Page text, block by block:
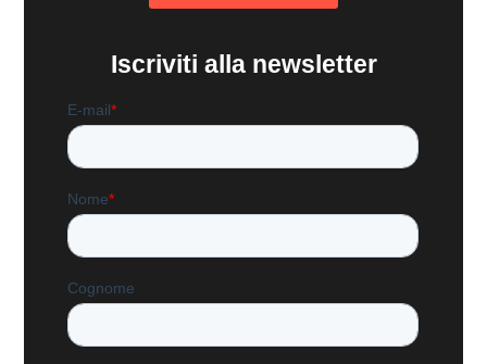
Iscriviti alla newsletter